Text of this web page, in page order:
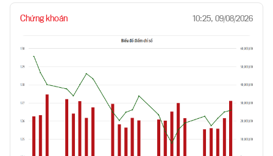
Chứng khoán 10:25, 09/08/2026